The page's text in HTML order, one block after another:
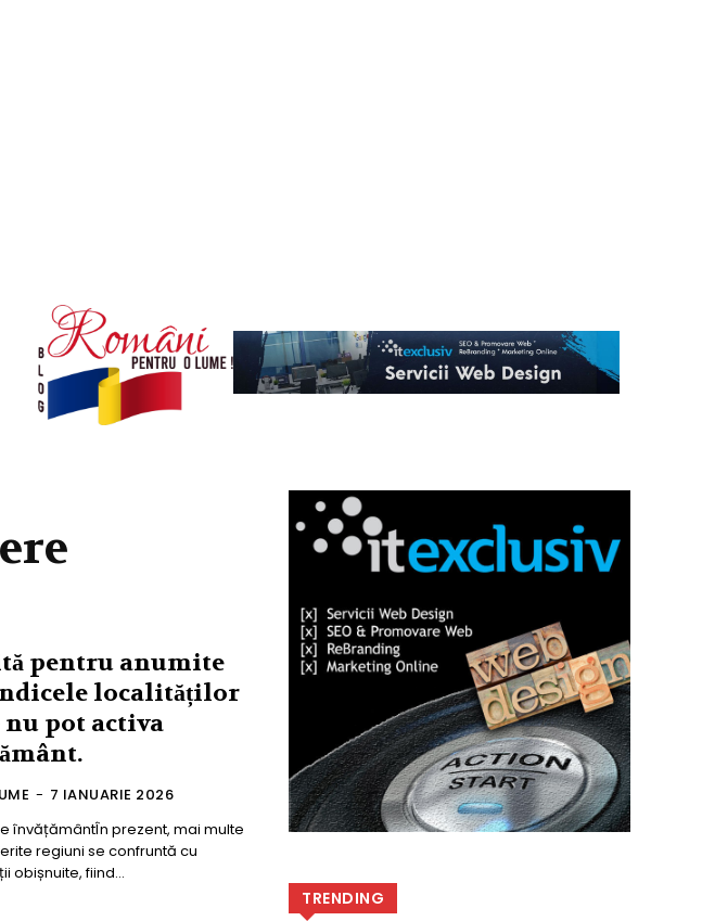
pentru anumite
localităților
pot activa
- 7 IANUARIE 2026
învățământÎn prezent, mai multe
regiuni se confruntă cu
obișnuite, fiind...
TRENDING